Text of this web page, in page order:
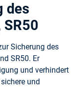
des
Sicherung des
SR50. Er
und verhindert
und